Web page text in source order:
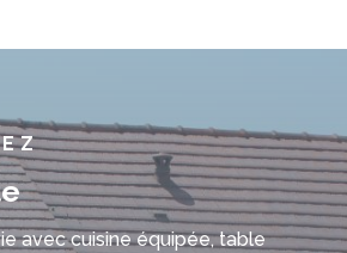
avec cuisine équipée, table